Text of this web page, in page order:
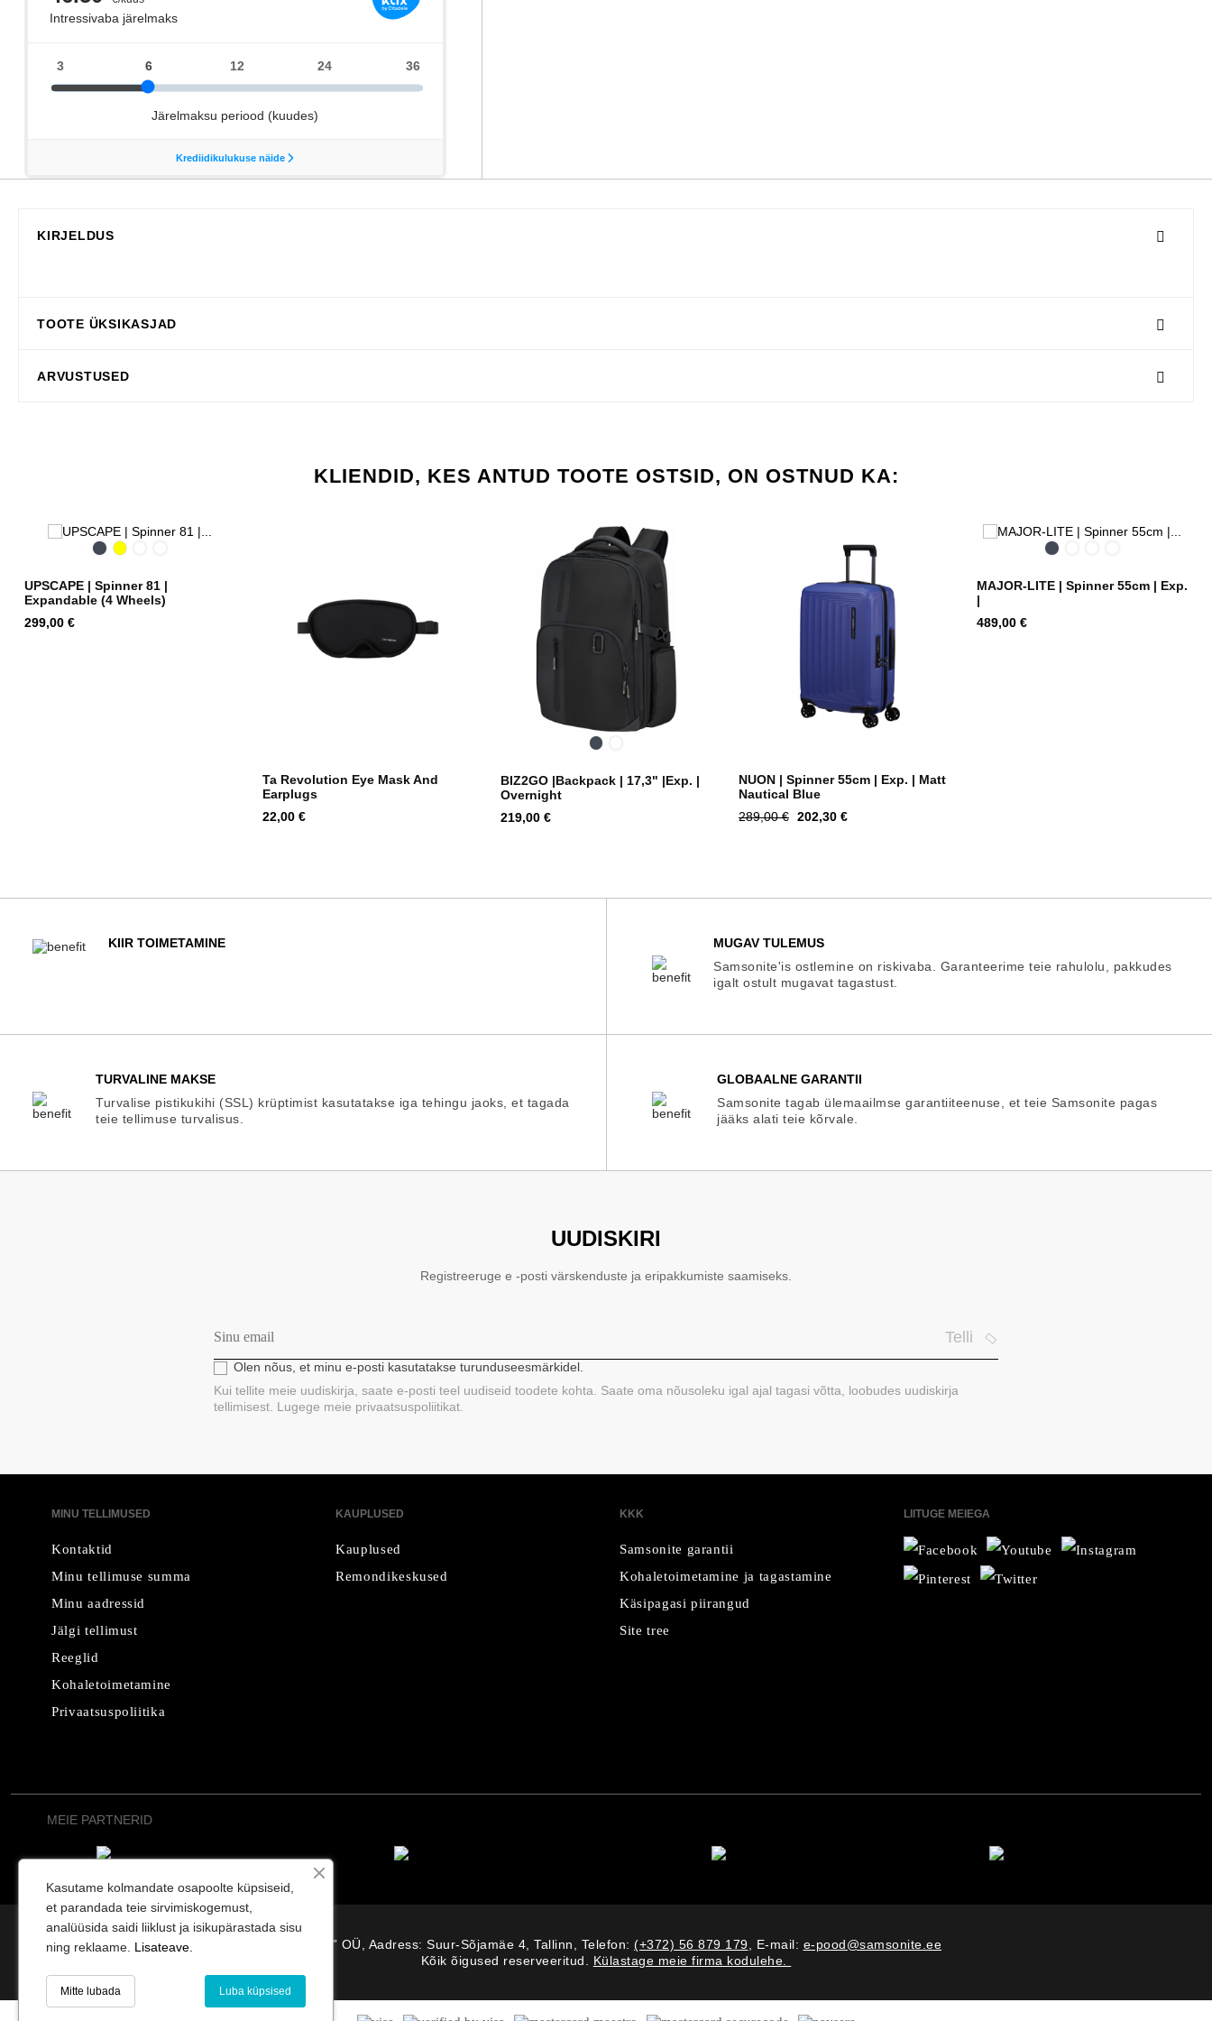
KIRJELDUS
TOOTE ÜKSIKASJAD
ARVUSTUSED
KLIENDID, KES ANTUD TOOTE OSTSID, ON OSTNUD KA:
BlackYellow
UPSCAPE | Spinner 81 |
Expandable (4 Wheels)
Hind
299,00 €
Ta Revolution Eye Mask And
Earplugs
Hind
22,00 €
Black
BIZ2GO |Backpack | 17,3" |Exp. |
Overnight
Hind
219,00 €
NUON | Spinner 55cm | Exp. | Matt
Nautical Blue
Tavahind
289,00 € Hind
202,30 €
Black
MAJOR-LITE | Spinner 55cm | Exp.
|
Hind
489,00 €
KIIR TOIMETAMINE
MUGAV TULEMUS
Samsonite'is ostlemine on riskivaba. Garanteerime teie rahulolu, pakkudes
igalt ostult mugavat tagastust.
TURVALINE MAKSE
Turvalise pistikukihi (SSL) krüptimist kasutatakse iga tehingu jaoks, et tagada
teie tellimuse turvalisus.
GLOBAALNE GARANTII
Samsonite tagab ülemaailmse garantiiteenuse, et teie Samsonite pagas
jääks alati teie kõrvale.
UUDISKIRI
Registreeruge e -posti värskenduste ja eripakkumiste saamiseks.
Telli
Olen nõus, et minu e-posti kasutatakse turunduseesmärkidel.
Kui tellite meie uudiskirja, saate e-posti teel uudiseid toodete kohta. Saate oma nõusoleku igal ajal tagasi võtta, loobudes uudiskirja
tellimisest. Lugege meie privaatsuspoliitikat.
MINU TELLIMUSED
Kontaktid
Minu tellimuse summa
Minu aadressid
Jälgi tellimust
Reeglid
Kohaletoimetamine
Privaatsuspoliitika
KAUPLUSED
Kauplused
Remondikeskused
KKK
Samsonite garantii
Kohaletoimetamine ja tagastamine
Käsipagasi piirangud
Site tree
LIITUGE MEIEGA
MEIE PARTNERID
“Osterode” OÜ, Aadress: Suur-Sõjamäe 4, Tallinn, Telefon: (+372) 56 879 179 , E-mail: e-pood@samsonite.ee
Kõik õigused reserveeritud. Külastage meie firma kodulehe.
Kasutame kolmandate osapoolte küpsiseid,
et parandada teie sirvimiskogemust,
analüüsida saidi liiklust ja isikupärastada sisu
ning reklaame. Lisateave.
Luba küpsised
Mitte lubada